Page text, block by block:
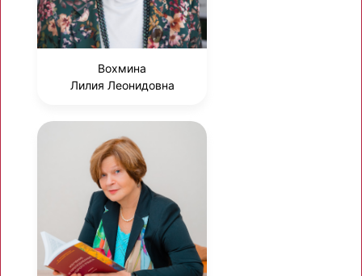
Вохмина
Лилия Леонидовна